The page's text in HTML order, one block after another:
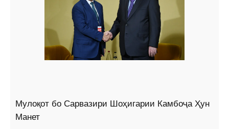
Мулоқот бо Сарвазири Шоҳигарии Камбоҷа Ҳун
Манет